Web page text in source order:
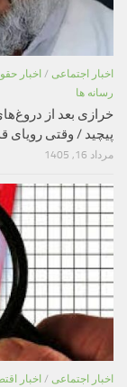
اخبار اجتماعی / اخبار
رسانه ها
خرازی بعد از
پیچید / وقتی رویای
مرداد 16, 1405
اخبار اجتماعی / اخبار